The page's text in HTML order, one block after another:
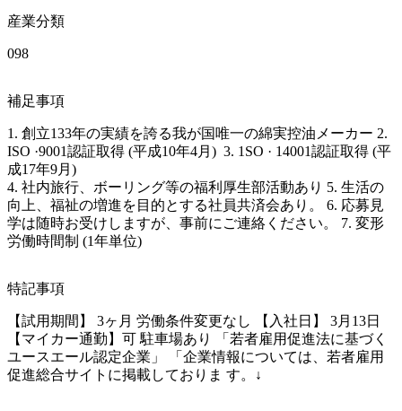
産業分類
098
補足事項
1. 創立133年の実績を誇る我が国唯一の綿実控油メーカー 2.
ISO ·9001認証取得 (平成10年4月)  3. 1SO · 14001認証取得 (平
成17年9月)
4. 社内旅行、ボーリング等の福利厚生部活動あり 5. 生活の
向上、福祉の増進を目的とする社員共済会あり。 6. 応募見
学は随時お受けしますが、事前にご連絡ください。 7. 変形
労働時間制 (1年単位)
特記事項
【試用期間】 3ヶ月 労働条件変更なし 【入社日】 3月13日
【マイカー通勤】可 駐車場あり 「若者雇用促進法に基づく
ユースエール認定企業」 「企業情報については、若者雇用
促進総合サイトに掲載しておりま す。↓